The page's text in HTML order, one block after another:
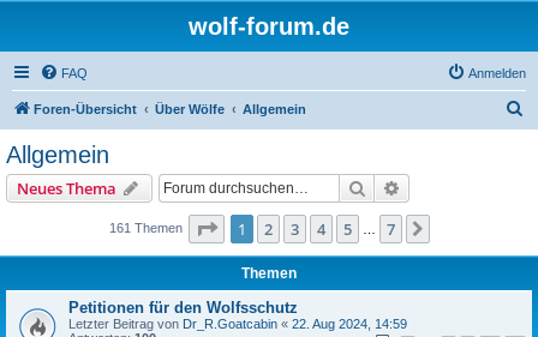
wolf-forum.de
FAQ Anmelden
Foren-Übersicht Über Wölfe Allgemein
Allgemein
Neues Thema Suche
161 Themen Seite 1von
1 2 3 4 5 7
Themen
Petitionen für den Wolfsschutz
Letzter Beitrag von Dr_R.Goatcabin « 22. Aug 2024, 14:59